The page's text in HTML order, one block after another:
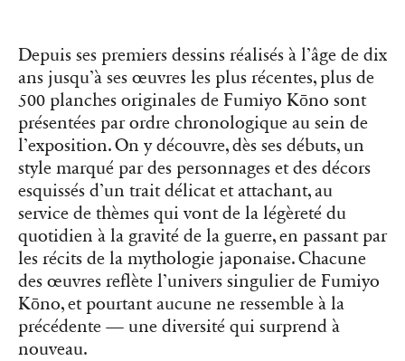
Depuis ses premiers dessins réalisés à l’âge de dix
ans jusqu’à ses œuvres les plus récentes, plus de
500 planches originales de Fumiyo Kōno sont
présentées par ordre chronologique au sein de
l’exposition. On y découvre, dès ses débuts, un
style marqué par des personnages et des décors
esquissés d’un trait délicat et attachant, au
service de thèmes qui vont de la légèreté du
quotidien à la gravité de la guerre, en passant par
les récits de la mythologie japonaise. Chacune
des œuvres reflète l’univers singulier de Fumiyo
Kōno, et pourtant aucune ne ressemble à la
précédente — une diversité qui surprend à
nouveau.